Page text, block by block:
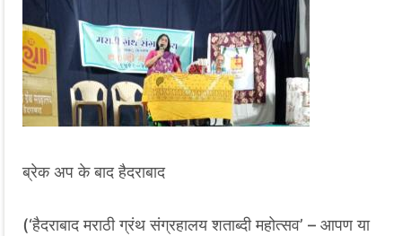
ब्रेक अप के बाद हैदराबाद
(‘हैदराबाद मराठी ग्रंथ संग्रहालय शताब्दी महोत्सव’ – आपण या